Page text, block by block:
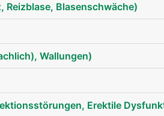
Blasenschwäche)
Wallungen)
Erektile